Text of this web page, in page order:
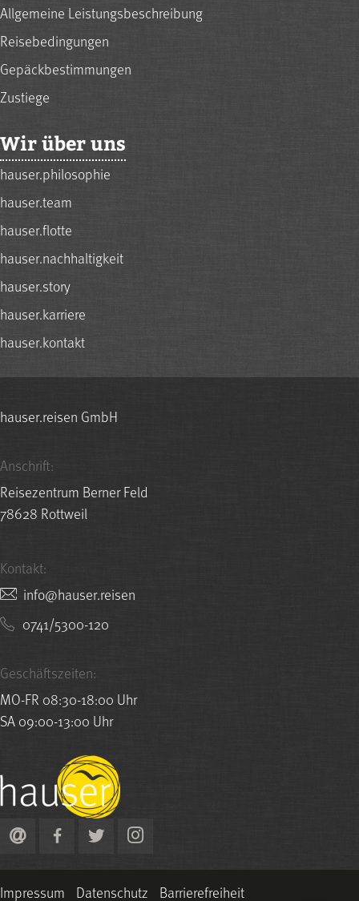
Allgemeine Leistungsbeschreibung
Reisebedingungen
Gepäckbestimmungen
Zustiege
Wir über uns
hauser.philosophie
hauser.team
hauser.flotte
hauser.nachhaltigkeit
hauser.story
hauser.karriere
hauser.kontakt
hauser.reisen GmbH
Anschrift:
Reisezentrum Berner Feld
78628 Rottweil
Kontakt:
nesier.resuah@ofni
0741/5300-120
Geschäftszeiten:
MO-FR 08:30-18:00 Uhr
SA 09:00-13:00 Uhr
Impressum Datenschutz Barrierefreiheit